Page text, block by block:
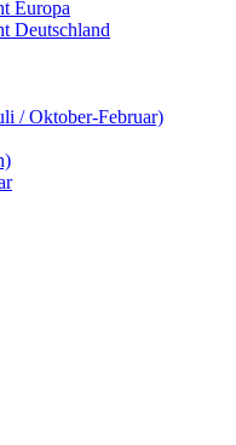
Europa
Deutschland
/ Oktober-Februar)